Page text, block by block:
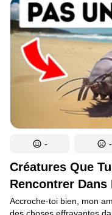
de guêpes gigantesque
en courant et se précipite
le monde est surpris en
l’essaim de guêpes se
panique et se précipite à
exigu. Vous regardez
ont chassés de votre
Créatures Que
Rencontrer Dans
Accroche-toi bien, mon
- -